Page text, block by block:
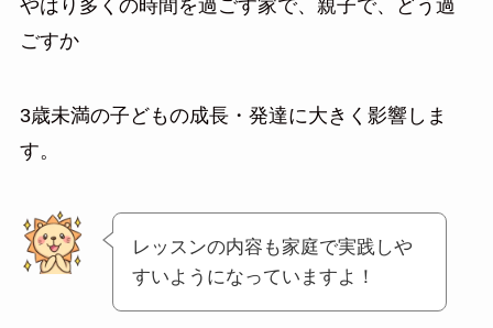
やはり多くの時間を過ごす家で、親子で、どう過
ごすか
3歳未満の子どもの成長・発達に大きく影響しま
す。
レッスンの内容も家庭で実践しや
すいようになっていますよ！